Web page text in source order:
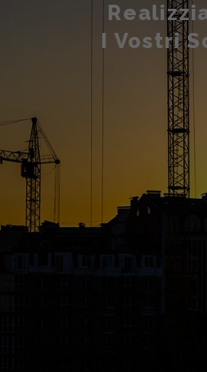
I Vostri